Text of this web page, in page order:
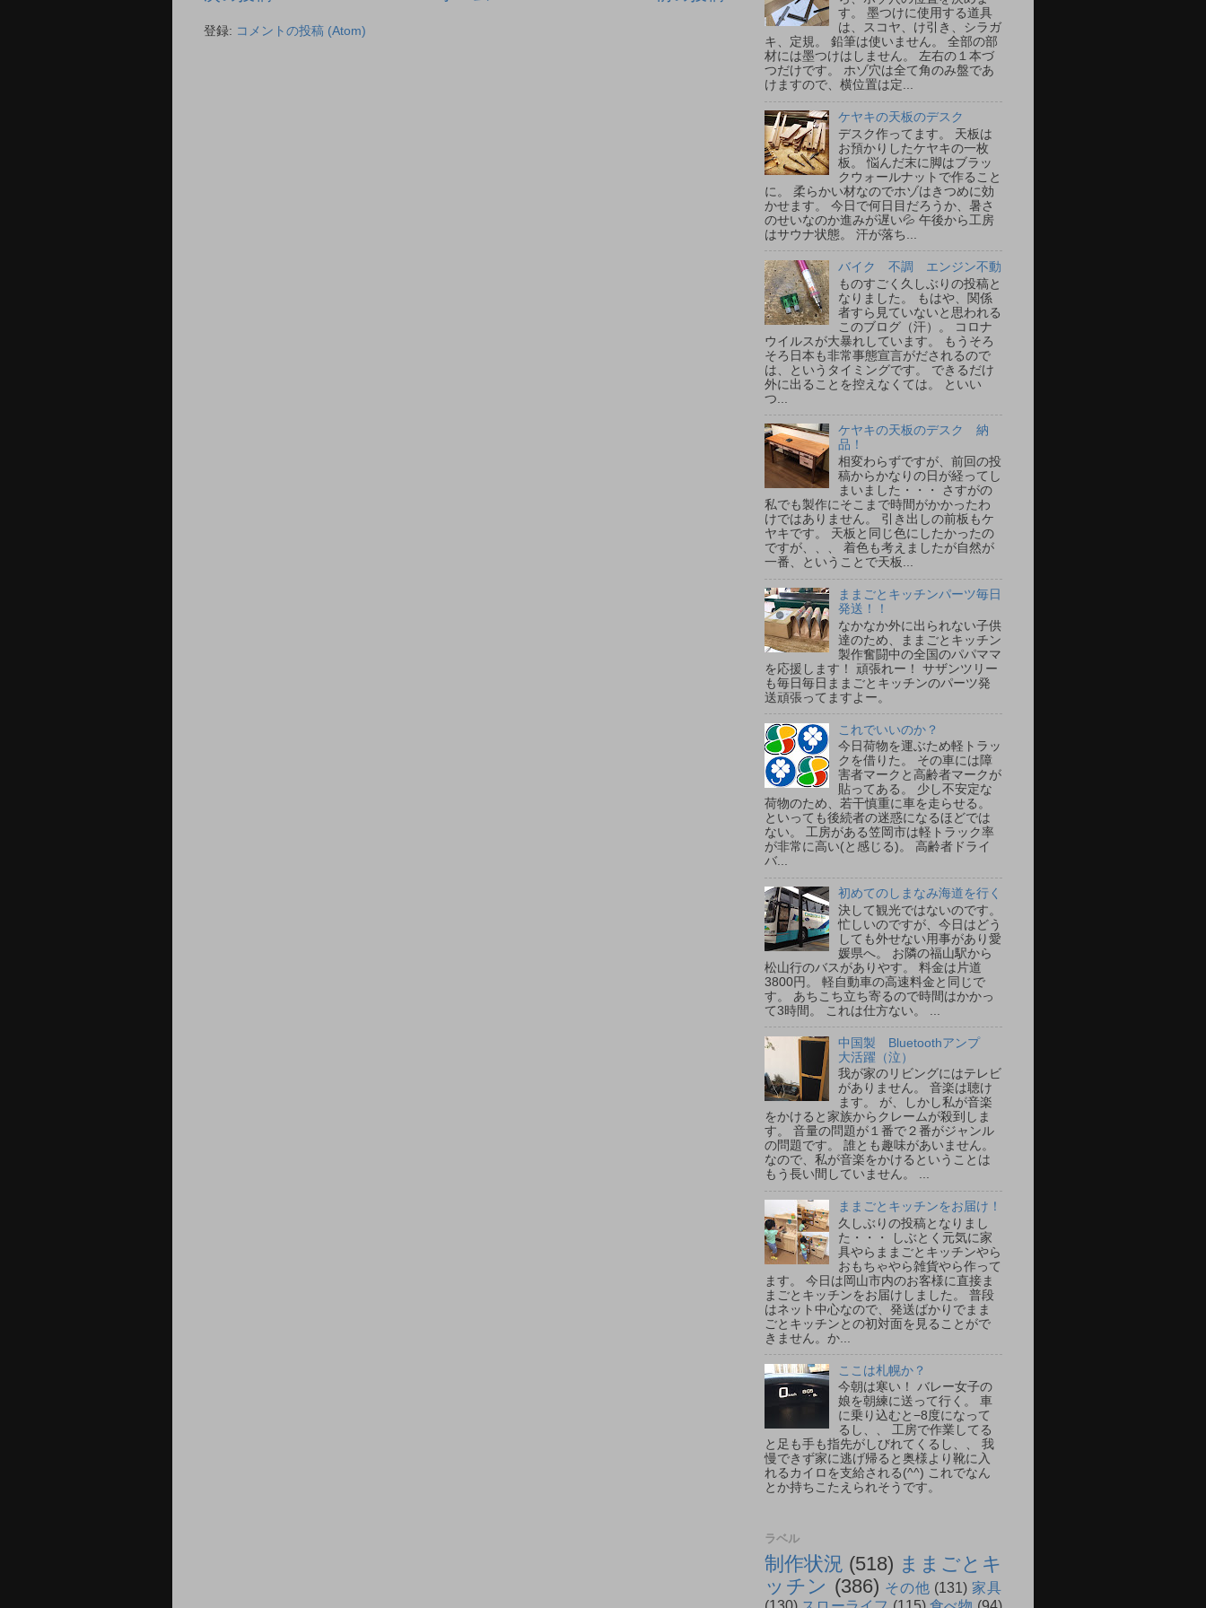
登録: コメントの投稿 (Atom)
す。 墨つけに使用する道具
は、スコヤ、け引き、シラガ
キ、定規。 鉛筆は使いません。 全部の部
材には墨つけはしません。 左右の１本づ
つだけです。 ホゾ穴は全て角のみ盤であ
けますので、横位置は定...
ケヤキの天板のデスク
デスク作ってます。 天板は
お預かりしたケヤキの一枚
板。 悩んだ末に脚はブラッ
クウォールナットで作ること
に。 柔らかい材なのでホゾはきつめに効
かせます。 今日で何日目だろうか、暑さ
のせいなのか進みが遅い💦 午後から工房
はサウナ状態。 汗が落ち...
バイク 不調 エンジン不動
ものすごく久しぶりの投稿と
なりました。 もはや、関係
者すら見ていないと思われる
このブログ（汗）。 コロナ
ウイルスが大暴れしています。 もうそろ
そろ日本も非常事態宣言がだされるので
は、というタイミングです。 できるだけ
外に出ることを控えなくては。 といい
つ...
ケヤキの天板のデスク 納
品！
相変わらずですが、前回の投
稿からかなりの日が経ってし
まいました・・・ さすがの
私でも製作にそこまで時間がかかったわ
けではありません。 引き出しの前板もケ
ヤキです。 天板と同じ色にしたかったの
ですが、、、 着色も考えましたが自然が
一番、ということで天板...
ままごとキッチンパーツ毎日
発送！！
なかなか外に出られない子供
達のため、ままごとキッチン
製作奮闘中の全国のパパママ
を応援します！ 頑張れー！ サザンツリー
も毎日毎日ままごとキッチンのパーツ発
送頑張ってますよー。
これでいいのか？
今日荷物を運ぶため軽トラッ
クを借りた。 その車には障
害者マークと高齢者マークが
貼ってある。 少し不安定な
荷物のため、若干慎重に車を走らせる。
といっても後続者の迷惑になるほどでは
ない。 工房がある笠岡市は軽トラック率
が非常に高い(と感じる)。 高齢者ドライ
バ...
初めてのしまなみ海道を行く
決して観光ではないのです。
忙しいのですが、今日はどう
しても外せない用事があり愛
媛県へ。 お隣の福山駅から
松山行のバスがありやす。 料金は片道
3800円。 軽自動車の高速料金と同じで
す。 あちこち立ち寄るので時間はかかっ
て3時間。 これは仕方ない。 ...
中国製 Bluetoothアンプ
大活躍（泣）
我が家のリビングにはテレビ
がありません。 音楽は聴け
ます。 が、しかし私が音楽
をかけると家族からクレームが殺到しま
す。 音量の問題が１番で２番がジャンル
の問題です。 誰とも趣味があいません。
なので、私が音楽をかけるということは
もう長い間していません。 ...
ままごとキッチンをお届け！
久しぶりの投稿となりまし
た・・・ しぶとく元気に家
具やらままごとキッチンやら
おもちゃやら雑貨やら作って
ます。 今日は岡山市内のお客様に直接ま
まごとキッチンをお届けしました。 普段
はネット中心なので、発送ばかりでまま
ごとキッチンとの初対面を見ることがで
きません。か...
ここは札幌か？
今朝は寒い！ バレー女子の
娘を朝練に送って行く。 車
に乗り込むと−8度になって
るし、、 工房で作業してる
と足も手も指先がしびれてくるし、、 我
慢できず家に逃げ帰ると奥様より靴に入
れるカイロを支給される(^^) これでなん
とか持ちこたえられそうです。
ラベル
制作状況 (518) ままごとキ
ッチン (386) その他 (131) 家具